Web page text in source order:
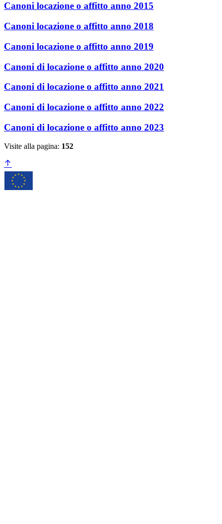
Canoni locazione o affitto anno 2015
Canoni locazione o affitto anno 2018
Canoni locazione o affitto anno 2019
Canoni di locazione o affitto anno 2020
Canoni di locazione o affitto anno 2021
Canoni di locazione o affitto anno 2022
Canoni di locazione o affitto anno 2023
Visite alla pagina: 152